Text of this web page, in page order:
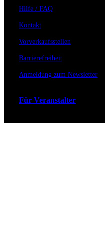
Hilfe / FAQ
Kontakt
Vorverkaufsstellen
Barrierefreiheit
Anmeldung zum Newsletter
Für Veranstalter